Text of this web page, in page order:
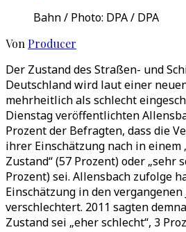
Bahn / Photo: DPA / DPA
Von Producer
Der Zustand des Straßen- und
Deutschland wird laut einer
mehrheitlich als schlecht
Dienstag veröffentlichten
Prozent der Befragten, dass die
ihrer Einschätzung nach in einem
Zustand“ (57 Prozent) oder „sehr
Prozent) sei. Allensbach zufolge
Einschätzung in den
verschlechtert. 2011 sagten
Zustand sei „eher schlecht“, 3